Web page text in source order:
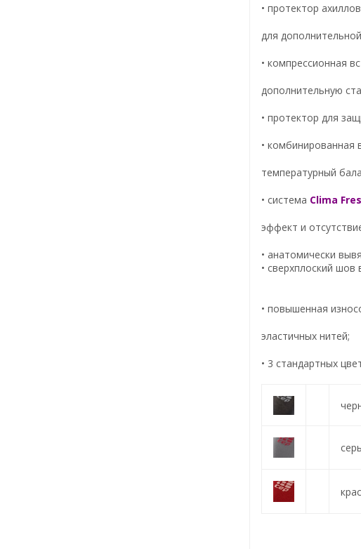
• протектор
для дополнительной
• компрессионная
дополнительную
• протектор для
• комбинированная
температурный
• система Clima
эффект и
• анатомически
• сверxплоский шов
• повышенная
эластичных нитей;
• 3 стандартных